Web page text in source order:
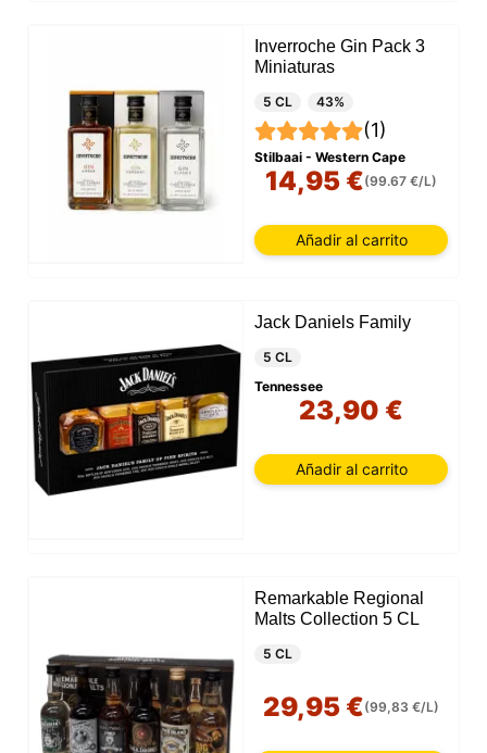
Inverroche Gin Pack 3
Miniaturas
5 CL 43%
(1)
Stilbaai - Western Cape
14,95 €(99.67 €/L)
Añadir al carrito
Jack Daniels Family
5 CL
Tennessee
23,90 €
Añadir al carrito
Remarkable Regional
Malts Collection 5 CL
5 CL
29,95 €(99,83 €/L)